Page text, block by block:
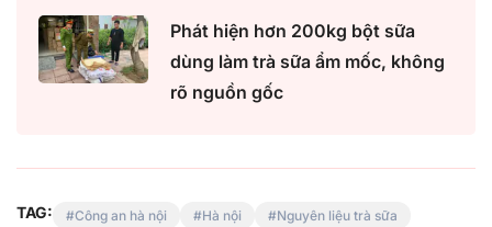
Phát hiện hơn 200kg bột sữa
dùng làm trà sữa ẩm mốc, không
rõ nguồn gốc
TAG: Công an hà nội Hà nội
Nguyên liệu trà sữa